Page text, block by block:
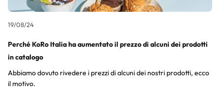
19/08/24
Perché KoRo Italia ha aumentato il prezzo di alcuni dei prodotti
in catalogo
Abbiamo dovuto rivedere i prezzi di alcuni dei nostri prodotti, ecco
il motivo.